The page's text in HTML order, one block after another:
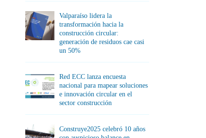
Valparaíso lidera la
transformación hacia la
construcción circular:
generación de residuos cae casi
un 50%
Red ECC lanza encuesta
nacional para mapear soluciones
e innovación circular en el
sector construcción
Construye2025 celebró 10 años